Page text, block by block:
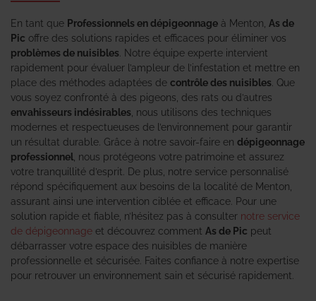
En tant que Professionnels en dépigeonnage à Menton, As de
Pic offre des solutions rapides et efficaces pour éliminer vos
problèmes de nuisibles . Notre équipe experte intervient
rapidement pour évaluer l’ampleur de l’infestation et mettre en
place des méthodes adaptées de contrôle des nuisibles . Que
vous soyez confronté à des pigeons, des rats ou d’autres
envahisseurs indésirables , nous utilisons des techniques
modernes et respectueuses de l’environnement pour garantir
un résultat durable. Grâce à notre savoir-faire en dépigeonnage
professionnel , nous protégeons votre patrimoine et assurez
votre tranquillité d’esprit. De plus, notre service personnalisé
répond spécifiquement aux besoins de la localité de Menton,
assurant ainsi une intervention ciblée et efficace. Pour une
solution rapide et fiable, n’hésitez pas à consulter notre service
de dépigeonnage et découvrez comment As de Pic peut
débarrasser votre espace des nuisibles de manière
professionnelle et sécurisée. Faites confiance à notre expertise
pour retrouver un environnement sain et sécurisé rapidement.